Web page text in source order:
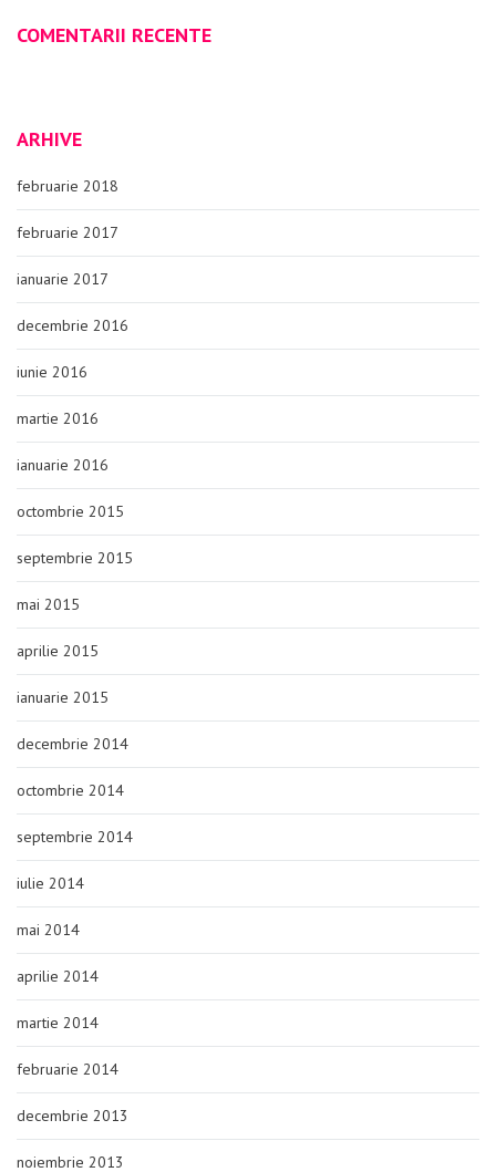
COMENTARII RECENTE
ARHIVE
februarie 2018
februarie 2017
ianuarie 2017
decembrie 2016
iunie 2016
martie 2016
ianuarie 2016
octombrie 2015
septembrie 2015
mai 2015
aprilie 2015
ianuarie 2015
decembrie 2014
octombrie 2014
septembrie 2014
iulie 2014
mai 2014
aprilie 2014
martie 2014
februarie 2014
decembrie 2013
noiembrie 2013